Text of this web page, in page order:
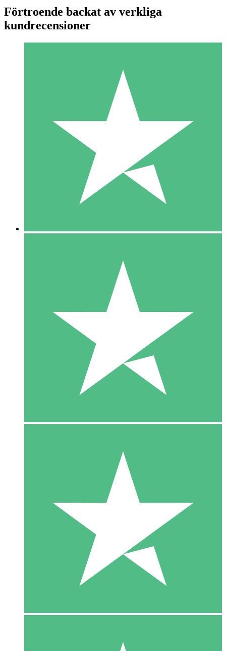
Individuella Kreditpaket
Betala per användning med nedladdningskrediter. Inget
1 Nedladdningar
10 00
10 Nedladdningar
20 00
Förtroende backat av verkliga
kundrecensioner